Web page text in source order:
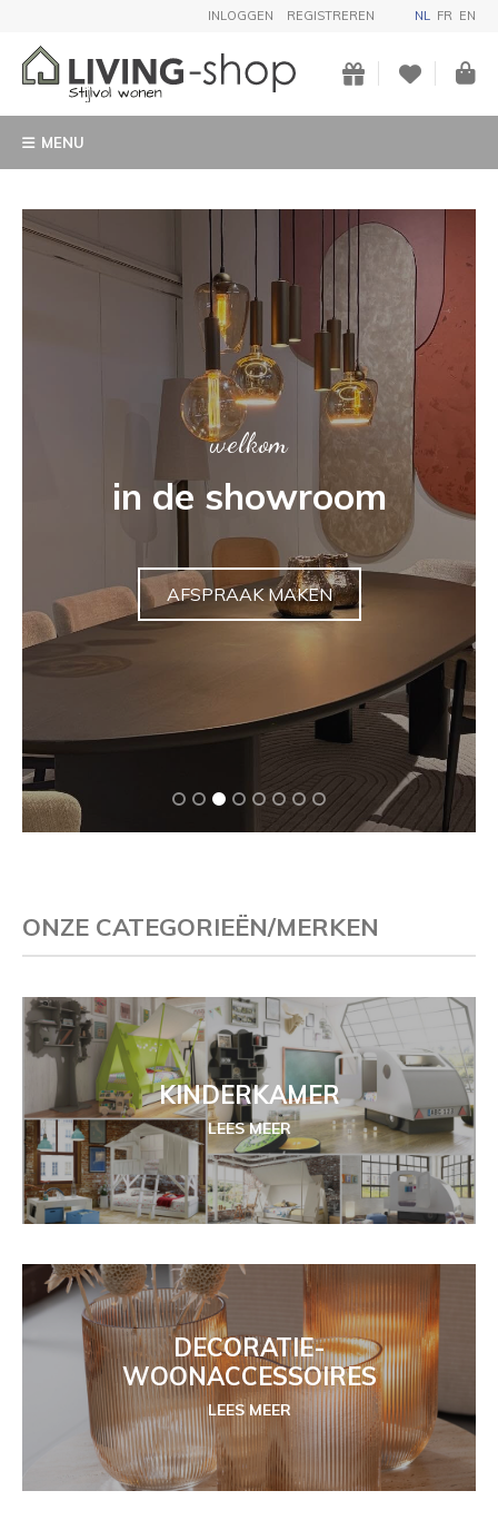
INLOGGEN REGISTREREN NL FR EN
MENU
KUNST
Koop een uniek
tuinbeeld
ONTDEK
ONZE CATEGORIEËN/MERKEN
KINDERKAMER
LEES MEER
DECORATIE-
WOONACCESSOIRES
LEES MEER